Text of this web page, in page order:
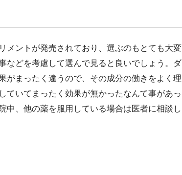
メントが発売されており、選ぶのもとても大変
などを考慮して選んで見ると良いでしょう。ダ
がまったく違うので、その成分の働きをよく理
ていてまったく効果が無かったなんて事があっ
中、他の薬を服用している場合は医者に相談し